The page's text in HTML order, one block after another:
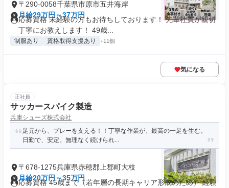
〒290-0058千葉県市原市五井海岸
月給29万円～37万円
応募資格 未経験の方もお待ちしております！ 先輩社員が親切
丁寧にお教えします！ 49歳...
制服あり 資格取得支援あり +11個
気になる
正社員
サッカースパイク製造
兵庫シューズ株式会社
足元から、プレーを支える！！丁寧な作業が、最高の一足を生む。
日勤で、安定。無理なく続けられ...
〒678-1275兵庫県赤穂郡上郡町大枝
月給20万円～35万円
応募資格 45歳まで（若年層の長期キャリア形成のため） 経験